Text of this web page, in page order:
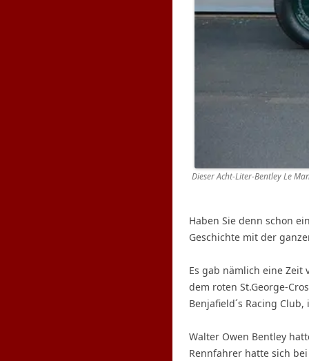
Dieser Acht-Liter-Bentley Le
Haben Sie denn schon
Geschichte mit der
Es gab nämlich eine Zeit
dem roten St.George-
Benjafield´s Racing
Walter Owen Bentley
Rennfahrer hatte sich